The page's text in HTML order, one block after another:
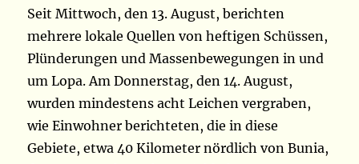
Seit Mittwoch, den 13. August, berichten
mehrere lokale Quellen von heftigen Schüssen,
Plünderungen und Massenbewegungen in und
um Lopa. Am Donnerstag, den 14. August,
wurden mindestens acht Leichen vergraben,
wie Einwohner berichteten, die in diese
Gebiete, etwa 40 Kilometer nördlich von Bunia,